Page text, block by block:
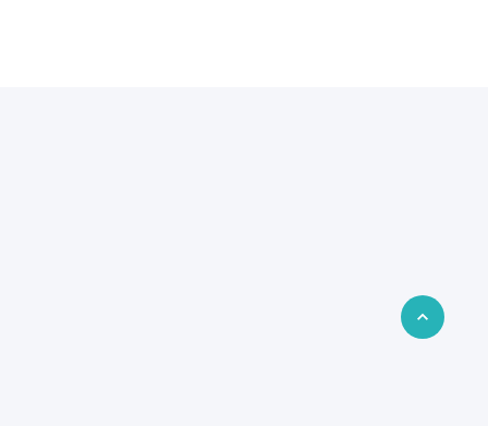
Retour